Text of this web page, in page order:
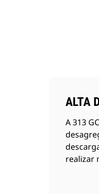
ALTA
A 313
realizar